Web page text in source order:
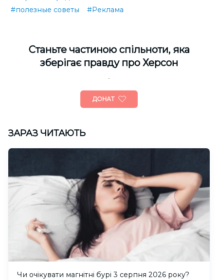
#полезные советы
#Реклама
Cтаньте частиною спільноти, яка
зберігає правду про Херсон
ДОНАТ
ЗАРАЗ ЧИТАЮТЬ
Чи очікувати магнітні бурі 3 серпня 2026 року?